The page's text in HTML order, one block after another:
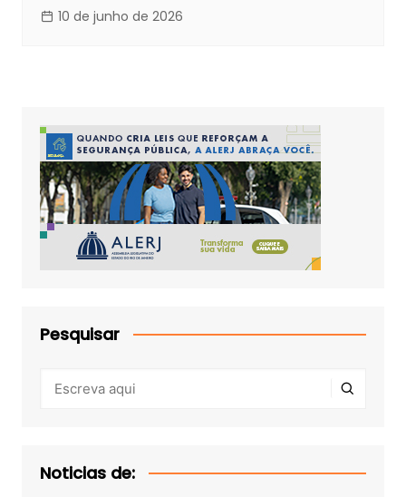
10 de junho de 2026
Pesquisar
Noticias de: